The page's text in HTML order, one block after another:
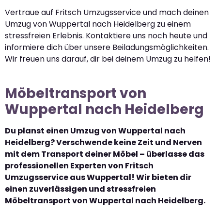
Vertraue auf Fritsch Umzugsservice und mach deinen
Umzug von Wuppertal nach Heidelberg zu einem
stressfreien Erlebnis. Kontaktiere uns noch heute und
informiere dich über unsere Beiladungsmöglichkeiten.
Wir freuen uns darauf, dir bei deinem Umzug zu helfen!
Möbeltransport von
Wuppertal nach Heidelberg
Du planst einen Umzug von Wuppertal nach
Heidelberg? Verschwende keine Zeit und Nerven
mit dem Transport deiner Möbel – überlasse das
professionellen Experten von Fritsch
Umzugsservice aus Wuppertal! Wir bieten dir
einen zuverlässigen und stressfreien
Möbeltransport von Wuppertal nach Heidelberg.